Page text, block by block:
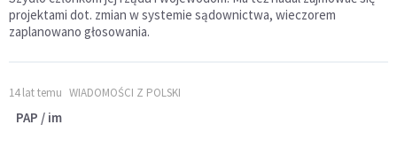
projektami dot. zmian w systemie sądownictwa, wieczorem
zaplanowano głosowania.
14 lat temu WIADOMOŚCI Z POLSKI
PAP / im